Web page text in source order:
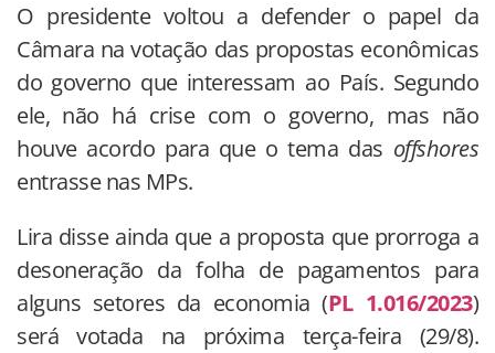
O presidente voltou a defender o papel da
Câmara na votação das propostas econômicas
do governo que interessam ao País. Segundo
ele, não há crise com o governo, mas não
houve acordo para que o tema das offshores
entrasse nas MPs.
Lira disse ainda que a proposta que prorroga a
desoneração da folha de pagamentos para
alguns setores da economia (PL 1.016/2023)
será votada na próxima terça-feira (29/8).